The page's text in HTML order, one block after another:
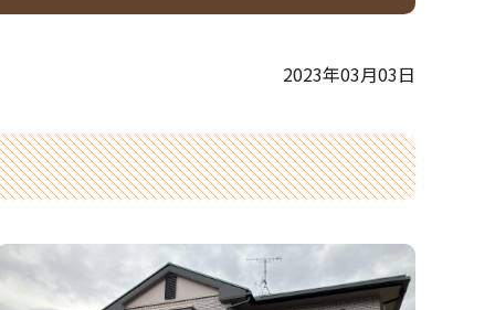
2023年03月03日